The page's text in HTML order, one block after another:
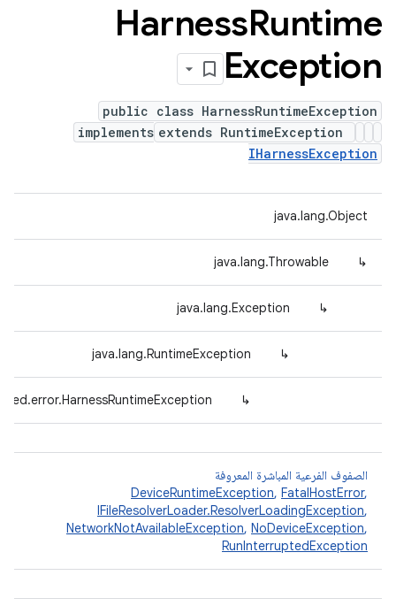
HarnessRuntime
Exception
public class HarnessRuntimeException
extends RuntimeException
implements
IHarnessException
java.lang.Object
↳
java.lang.Throwable
↳
java.lang.Exception
↳
java.lang.RuntimeException
↳
الصفوف الفرعية المباشرة المعروفة
DeviceRuntimeException, FatalHostError,
IFileResolverLoader.ResolverLoadingException,
NetworkNotAvailableException, NoDeviceException,
RunInterruptedException